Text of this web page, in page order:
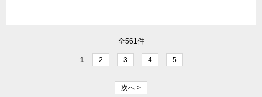
全561件
1 2 3 4 5
次へ >